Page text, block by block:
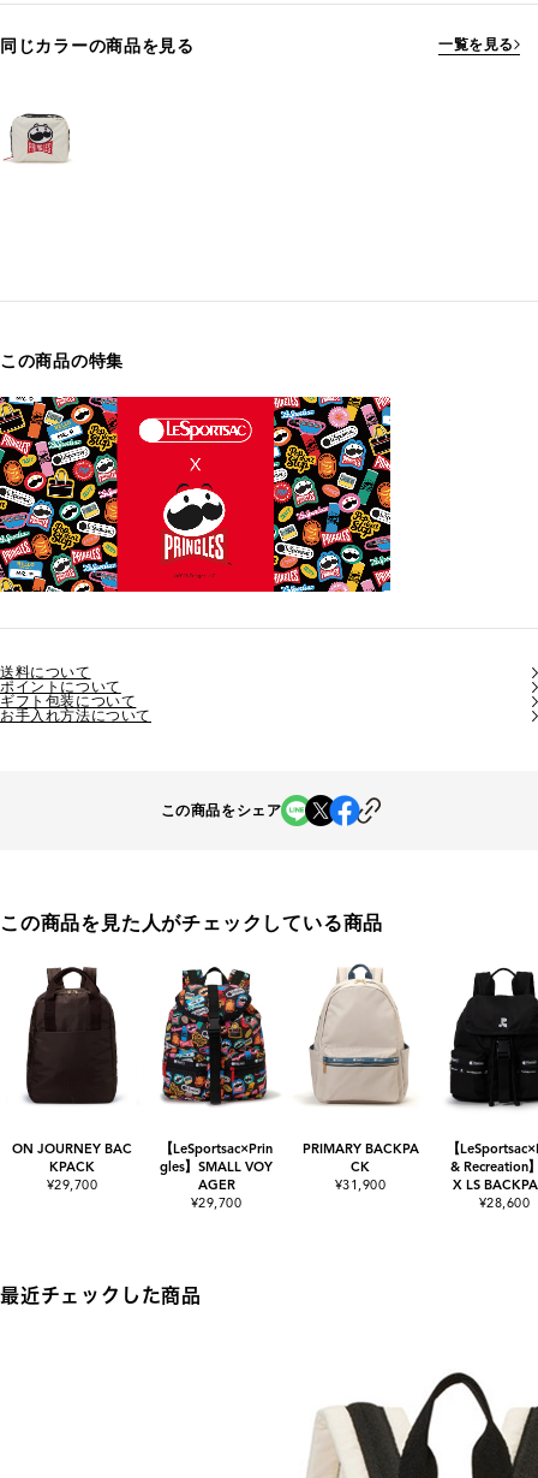
同じカラーの商品を見る 一覧を見る
この商品の特集
送料について
ポイントについて
ギフト包装について
お手入れ方法について
この商品をシェア
この商品を見た人がチェックしている商品
ON JOURNEY BAC
KPACK
¥29,700
【LeSportsac×Prin
gles】SMALL VOY
AGER
¥29,700
PRIMARY BACKPA
CK
¥31,900
【
& Recreation
X LS
¥28,600
最近チェックした商品